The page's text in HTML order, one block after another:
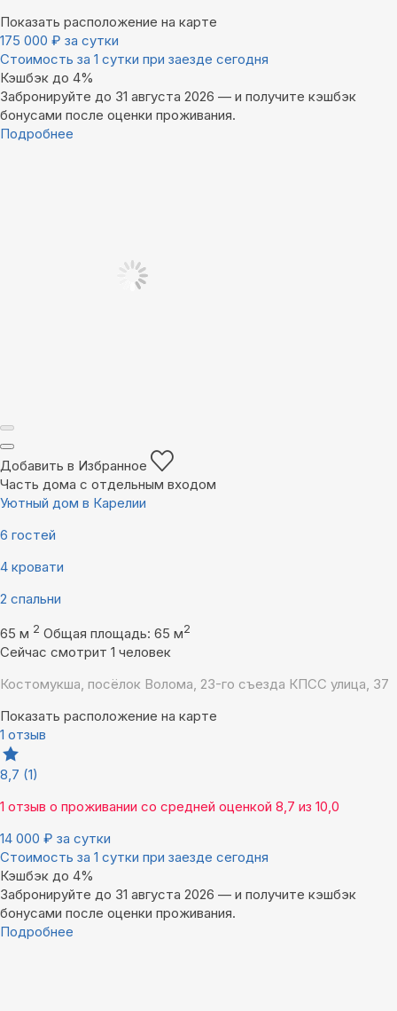
Показать расположение на карте
175 000 ₽ за сутки
Стоимость за 1 сутки при заезде сегодня
Кэшбэк до 4%
Забронируйте до 31 августа 2026 — и получите кэшбэк
бонусами после оценки проживания.
Подробнее
Добавить в Избранное
Часть дома с отдельным входом
Уютный дом в Карелии
6 гостей
4 кровати
2 спальни
65 м 2 Общая площадь: 65 м2
Сейчас смотрит 1 человек
Костомукша, посёлок Волома, 23-го съезда КПСС улица, 37
Показать расположение на карте
1 отзыв
8,7 (1)
1 отзыв о проживании со средней оценкой 8,7 из 10,0
14 000 ₽ за сутки
Стоимость за 1 сутки при заезде сегодня
Кэшбэк до 4%
Забронируйте до 31 августа 2026 — и получите кэшбэк
бонусами после оценки проживания.
Подробнее